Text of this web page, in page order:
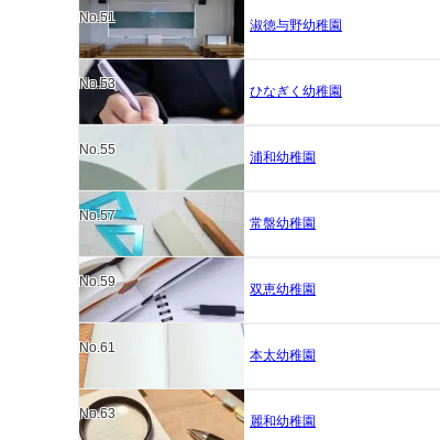
No.51
淑徳与野幼稚園
No.53
ひなぎく幼稚園
No.55
浦和幼稚園
No.57
常盤幼稚園
No.59
双恵幼稚園
No.61
本太幼稚園
No.63
麗和幼稚園